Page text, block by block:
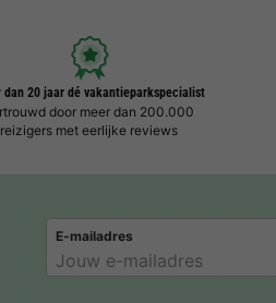
dan 20 jaar dé vakantieparkspecialist
door meer dan 200.000
reizigers met eerlijke reviews
E-mailadres